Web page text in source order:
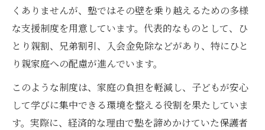
くありませんが、塾ではその壁を乗り越えるための多様
な支援制度を用意しています。代表的なものとして、ひ
とり親割、兄弟割引、入会金免除などがあり、特にひと
り親家庭への配慮が進んでいます。
このような制度は、家庭の負担を軽減し、子どもが安心
して学びに集中できる環境を整える役割を果たしていま
す。実際に、経済的な理由で塾を諦めかけていた保護者